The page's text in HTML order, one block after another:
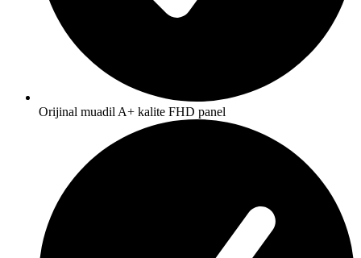
Orijinal muadil A+ kalite FHD panel